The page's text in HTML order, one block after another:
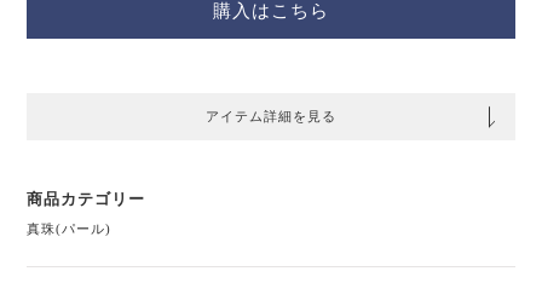
購入はこちら
アイテム詳細を見る
商品カテゴリー
真珠(パール)